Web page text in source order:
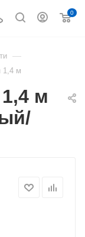
0
—
1,4 м
м